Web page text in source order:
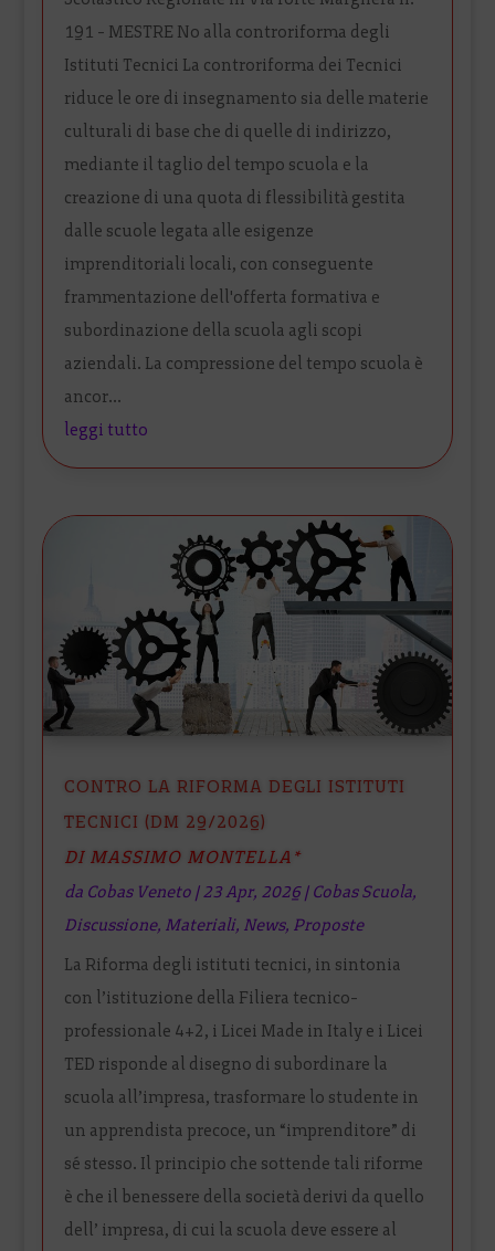
191 - MESTRE No alla controriforma degli
Istituti Tecnici La controriforma dei Tecnici
riduce le ore di insegnamento sia delle materie
culturali di base che di quelle di indirizzo,
mediante il taglio del tempo scuola e la
creazione di una quota di flessibilità gestita
dalle scuole legata alle esigenze
imprenditoriali locali, con conseguente
frammentazione dell'offerta formativa e
subordinazione della scuola agli scopi
aziendali. La compressione del tempo scuola è
ancor...
leggi tutto
CONTRO LA RIFORMA DEGLI ISTITUTI
TECNICI (DM 29/2026)
DI MASSIMO MONTELLA*
da Cobas Veneto | 23 Apr, 2026| Cobas Scuola,
Discussione, Materiali, News, Proposte
La Riforma degli istituti tecnici, in sintonia
con l’istituzione della Filiera tecnico-
professionale 4+2, i Licei Made in Italy e i Licei
TED risponde al disegno di subordinare la
scuola all’impresa, trasformare lo studente in
un apprendista precoce, un “imprenditore” di
sé stesso. Il principio che sottende tali riforme
è che il benessere della società derivi da quello
dell’ impresa, di cui la scuola deve essere al